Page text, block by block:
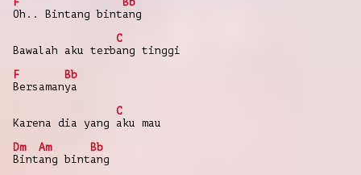
Oh.. Bintang bintang
C
Bawalah aku terbang tinggi
F
Bb
Bersamanya
C
Karena dia yang aku mau
Dm
Am
Bb
Bintang bintang